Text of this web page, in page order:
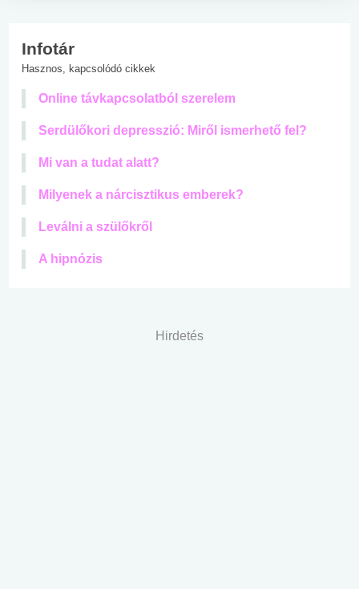
Infotár
Hasznos, kapcsolódó cikkek
Online távkapcsolatból szerelem
Serdülőkori depresszió: Miről ismerhető fel?
Mi van a tudat alatt?
Milyenek a nárcisztikus emberek?
Leválni a szülőkről
A hipnózis
Hirdetés